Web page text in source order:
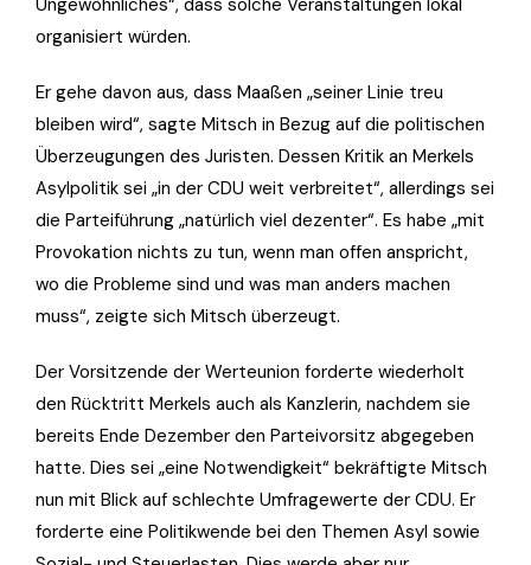
Ungewöhnliches“, dass solche Veranstaltungen lokal
organisiert würden.
Er gehe davon aus, dass Maaßen „seiner Linie treu
bleiben wird“, sagte Mitsch in Bezug auf die politischen
Überzeugungen des Juristen. Dessen Kritik an Merkels
Asylpolitik sei „in der CDU weit verbreitet“, allerdings sei
die Parteiführung „natürlich viel dezenter“. Es habe „mit
Provokation nichts zu tun, wenn man offen anspricht,
wo die Probleme sind und was man anders machen
muss“, zeigte sich Mitsch überzeugt.
Der Vorsitzende der Werteunion forderte wiederholt
den Rücktritt Merkels auch als Kanzlerin, nachdem sie
bereits Ende Dezember den Parteivorsitz abgegeben
hatte. Dies sei „eine Notwendigkeit“ bekräftigte Mitsch
nun mit Blick auf schlechte Umfragewerte der CDU. Er
forderte eine Politikwende bei den Themen Asyl sowie